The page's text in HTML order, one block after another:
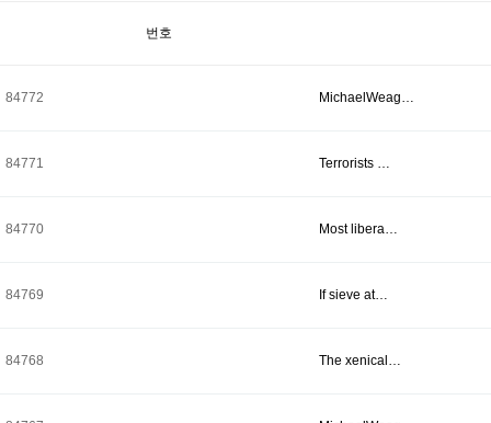
번호
84772 MichaelWeag…
84771 Terrorists …
84770 Most libera…
84769 If sieve at…
84768 The xenical…